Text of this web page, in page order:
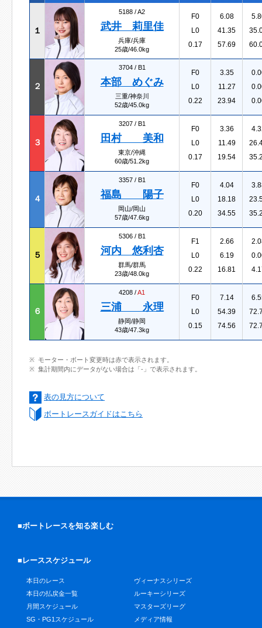
１
5188 /A2
武井 莉里佳
兵庫/兵庫
25歳/46.0kg
F0
L0
0.17
6.08
41.35
57.69
２
3704 / B1
本部 めぐみ
三重/神奈川
52歳/45.0kg
F0
L0
0.22
3.35
11.27
23.94
３
3207 / B1
田村 美和
東京/沖縄
60歳/51.2kg
F0
L0
0.17
3.36
11.49
19.54
４
3357 / B1
福島 陽子
岡山/岡山
57歳/47.6kg
F0
L0
0.20
4.04
18.18
34.55
５
5306 / B1
河内 悠利杏
群馬/群馬
23歳/48.0kg
F1
L0
0.22
2.66
6.19
16.81
６
4208 /A1
三浦 永理
静岡/静岡
43歳/47.3kg
F0
L0
0.15
7.14
54.39
74.56
モーター・ボート変更時は赤で表示されます。
集計期間内にデータがない場合は「-」で表示されます。
表の見方について
ボートレースガイドはこちら
■ボートレースを知る楽しむ
■レーススケジュール
本日のレース
本日の払戻金一覧
月間スケジュール
SG・PG1スケジュール
ヴィーナスシリーズ
ルーキーシリーズ
マスターズリーグ
メディア情報